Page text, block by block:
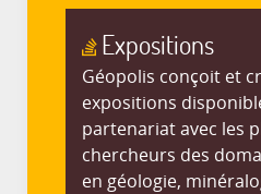
Expositions
Géopolis conçoit et
expositions
partenariat avec les
chercheurs des
en géologie,